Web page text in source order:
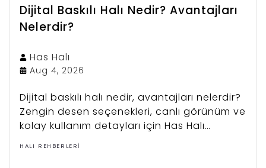
Dijital Baskılı Halı Nedir? Avantajları
Nelerdir?
Has Halı
Aug 4, 2026
Dijital baskılı halı nedir, avantajları nelerdir?
Zengin desen seçenekleri, canlı görünüm ve
kolay kullanım detayları için Has Halı
rehberini inceleyin.
HALI REHBERLERI